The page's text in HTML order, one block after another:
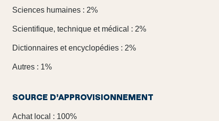
Sciences humaines : 2%
Scientifique, technique et médical : 2%
Dictionnaires et encyclopédies : 2%
Autres : 1%
SOURCE D’APPROVISIONNEMENT
Achat local : 100%